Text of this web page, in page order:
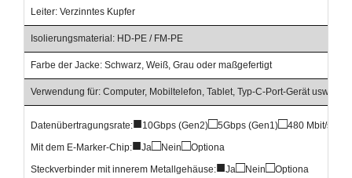
Leiter: Verzinntes Kupfer
Isolierungsmaterial: HD-PE / FM-PE
Farbe der Jacke: Schwarz, Weiß, Grau oder maßgefertigt
Verwendung für: Computer, Mobiltelefon, Tablet, Typ-C-Port-Gerät usw.
Datenübertragungsrate:■10Gbps (Gen2)□5Gbps (Gen1)□480 Mbit/s
Mit dem E-Marker-Chip:■Ja□Nein□Optiona
Steckverbinder mit innerem Metallgehäuse:■Ja□Nein□Optiona